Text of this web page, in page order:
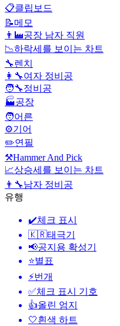
📋클립보드
📝메모
👨‍🏭공장 남자 직원
📉하락세를 보이는 차트
🔧렌치
👩‍🔧여자 정비공
🧑‍🔧정비공
🏭공장
🧑어른
⚙️기어
✏️연필
⚒️Hammer And Pick
📈상승세를 보이는 차트
👨‍🔧남자 정비공
유행
✔️체크 표시
🇰🇷태극기
📢공지용 확성기
⭐별표
⚡번개
✅체크 표시 기호
👍올린 엄지
🤍흰색 하트